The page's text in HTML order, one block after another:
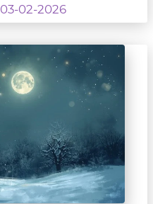
03-02-2026